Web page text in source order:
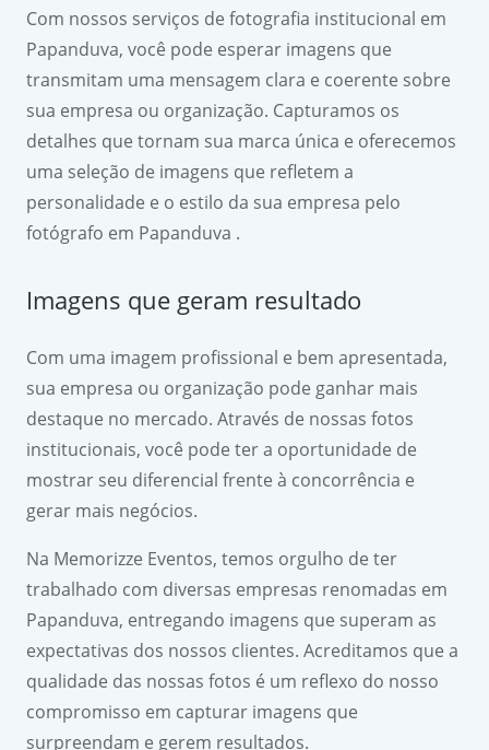
Com nossos serviços de fotografia institucional em
Papanduva, você pode esperar imagens que
transmitam uma mensagem clara e coerente sobre
sua empresa ou organização. Capturamos os
detalhes que tornam sua marca única e oferecemos
uma seleção de imagens que refletem a
personalidade e o estilo da sua empresa pelo
fotógrafo em Papanduva .
Imagens que geram resultado
Com uma imagem profissional e bem apresentada,
sua empresa ou organização pode ganhar mais
destaque no mercado. Através de nossas fotos
institucionais, você pode ter a oportunidade de
mostrar seu diferencial frente à concorrência e
gerar mais negócios.
Na Memorizze Eventos, temos orgulho de ter
trabalhado com diversas empresas renomadas em
Papanduva, entregando imagens que superam as
expectativas dos nossos clientes. Acreditamos que a
qualidade das nossas fotos é um reflexo do nosso
compromisso em capturar imagens que
surpreendam e gerem resultados.